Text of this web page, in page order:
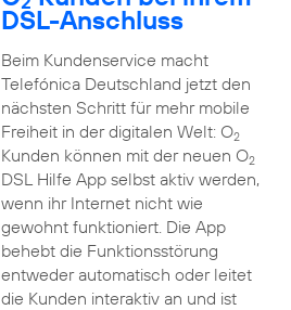
DSL-Anschluss
Beim Kundenservice macht
Telefónica Deutschland jetzt den
nächsten Schritt für mehr mobile
Freiheit in der digitalen Welt: O2
Kunden können mit der neuen O2
DSL Hilfe App selbst aktiv werden,
wenn ihr Internet nicht wie
gewohnt funktioniert. Die App
behebt die Funktionsstörung
entweder automatisch oder leitet
die Kunden interaktiv an und ist